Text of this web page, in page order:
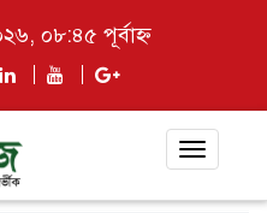
০৮:৪৫ পূর্বাহ্ন
Toggle